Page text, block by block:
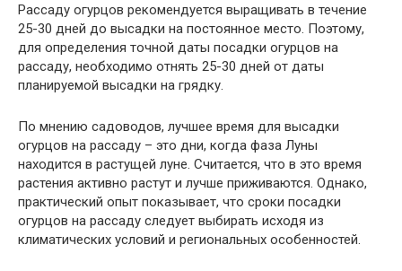
Рассаду огурцов рекомендуется выращивать в течение
25-30 дней до высадки на постоянное место. Поэтому,
для определения точной даты посадки огурцов на
рассаду, необходимо отнять 25-30 дней от даты
планируемой высадки на грядку.
По мнению садоводов, лучшее время для высадки
огурцов на рассаду – это дни, когда фаза Луны
находится в растущей луне. Считается, что в это время
растения активно растут и лучше приживаются. Однако,
практический опыт показывает, что сроки посадки
огурцов на рассаду следует выбирать исходя из
климатических условий и региональных особенностей.